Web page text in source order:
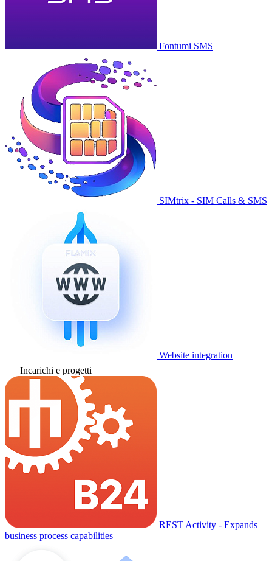
Fontumi SMS
SIMtrix - SIM Calls & SMS
Website integration
Incarichi e progetti
REST Activity - Expands
business process capabilities